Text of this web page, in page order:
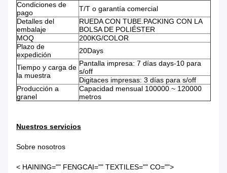
Condiciones de
pago
T/T o garantía comercial
Detalles del
embalaje
RUEDA CON TUBE.PACKING CON LA
BOLSA DE POLIÉSTER
MOQ
200KG/COLOR
Plazo de
expedición
20Days
Tiempo y carga de
la muestra
Pantalla impresa: 7 días days-10 para
s/off
Digitaces impresas: 3 días para s/off
Producción a
granel
Capacidad mensual 100000 ~ 120000
metros
Nuestros servicios
Sobre nosotros
< HAINING="" FENGCAI="" TEXTILES="" CO="">